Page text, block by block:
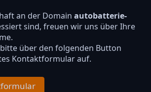
an der Domain autobatterie-
sind, freuen wir uns über Ihre
bitte über den folgenden Button
Kontaktformular auf.